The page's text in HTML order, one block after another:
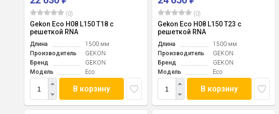
(0)
Gekon Eco H08 L150 T18 с
решеткой RNA
Длина
1500 мм
Производитель
GEKON
Бренд
GEKON
Модель
Eco
В корзину
(0)
Gekon Eco H08 L150 T23 с
решеткой RNA
Длина
1500 мм
Производитель
GEKON
Бренд
GEKON
Модель
Eco
В корзину